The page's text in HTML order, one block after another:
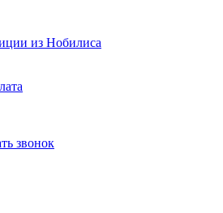
из Нобилиса
звонок